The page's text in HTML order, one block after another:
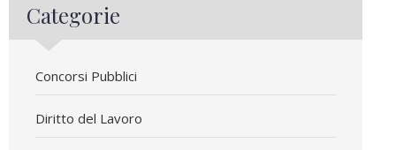
Categorie
Concorsi Pubblici
Diritto del Lavoro